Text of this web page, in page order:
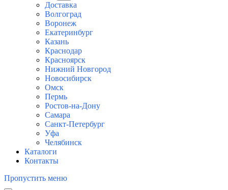
Доставка
Волгоград
Воронеж
Екатеринбург
Казань
Краснодар
Красноярск
Нижний Новгород
Новосибирск
Омск
Пермь
Ростов-на-Дону
Самара
Санкт-Петербург
Уфа
Челябинск
Каталоги
Контакты
Пропустить меню